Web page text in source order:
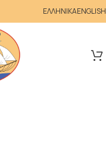
ΕΛΛΗΝΙΚΑENGLISH